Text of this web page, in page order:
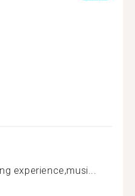
experience,musi...